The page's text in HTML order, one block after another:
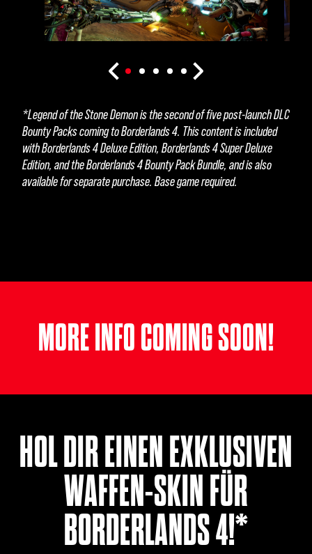
*Legend of the Stone Demon is the second of five post-launch DLC
Bounty Packs coming to Borderlands 4. This content is included
with Borderlands 4 Deluxe Edition, Borderlands 4 Super Deluxe
Edition, and the Borderlands 4 Bounty Pack Bundle, and is also
available for separate purchase. Base game required.
MORE INFO COMING SOON!
HOL DIR EINEN EXKLUSIVEN
WAFFEN-SKIN FÜR
BORDERLANDS 4!*